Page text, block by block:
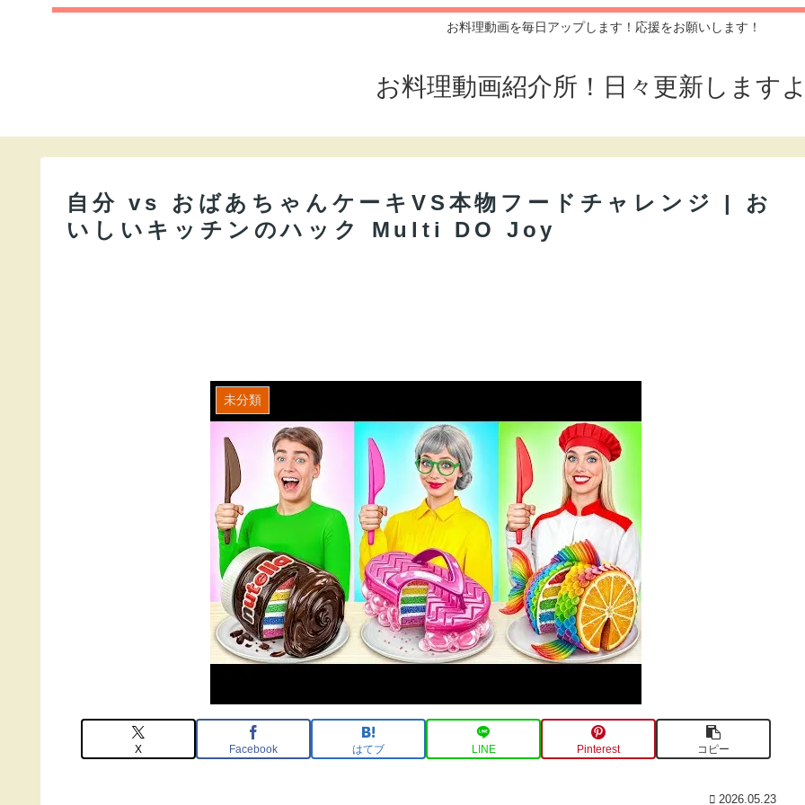
お料理動画を毎日アップします！応援をお願いします！
お料理動画紹介所！日々更新します
自分 vs おばあちゃんケーキVS本物フードチャレンジ | お
いしいキッチンのハック Multi DO Joy
未分類
X Facebook はてブ LINE Pinterest コピー
2026.05.23